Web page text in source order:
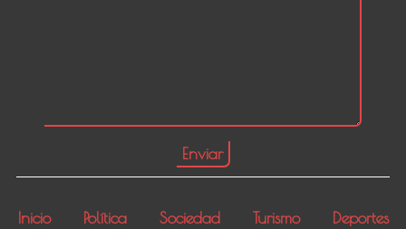
Inicio Política Sociedad Turismo Deportes